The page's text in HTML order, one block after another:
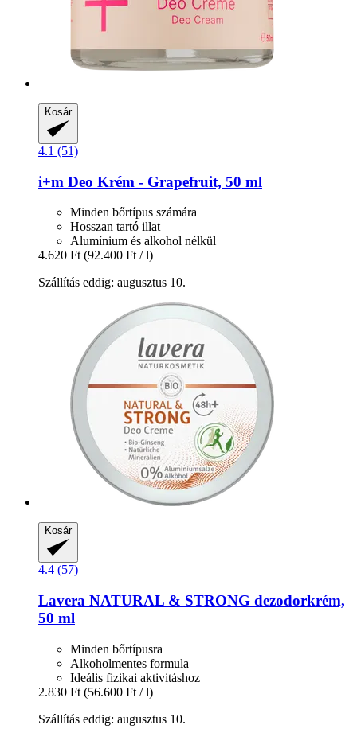
Kosár
4.1 (51)
i+m Deo Krém -​ Grapefruit, 50 ml
Minden bőrtípus számára
Hosszan tartó illat
Alumínium és alkohol nélkül
4.620 Ft (92.400 Ft / l)
Szállítás eddig: augusztus 10.
Kosár
4.4 (57)
Lavera NATURAL & STRONG dezodorkrém,
50 ml
Minden bőrtípusra
Alkoholmentes formula
Ideális fizikai aktivitáshoz
2.830 Ft (56.600 Ft / l)
Szállítás eddig: augusztus 10.